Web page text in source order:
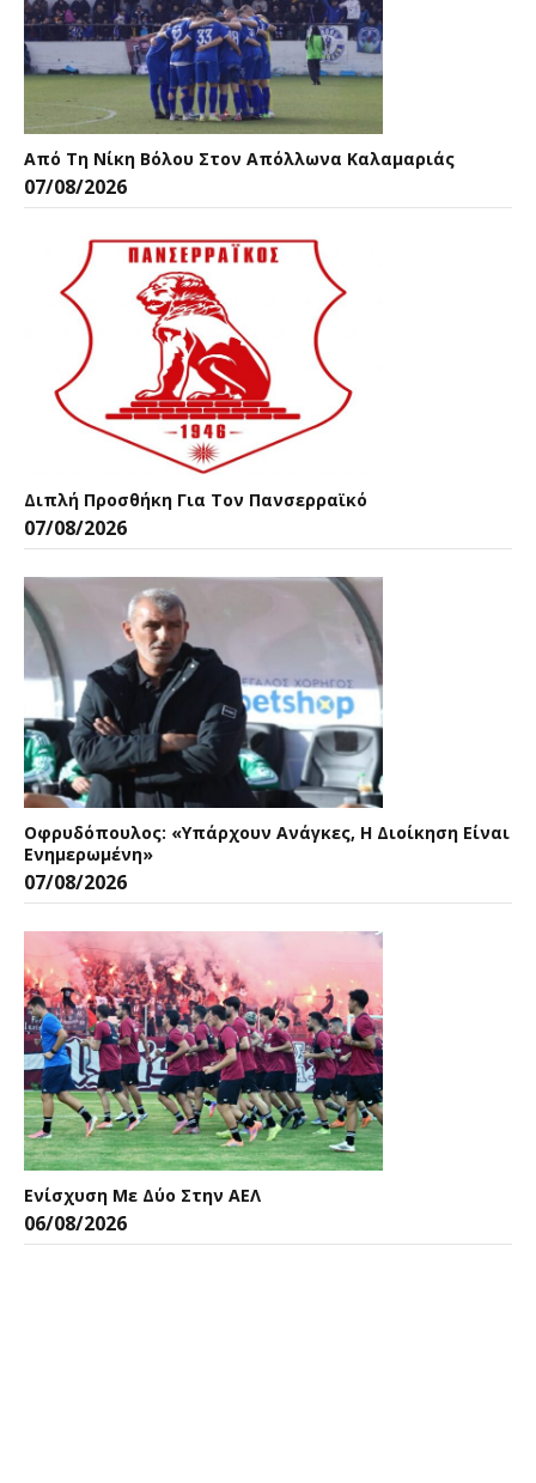
Από Τη Νίκη Βόλου Στον Απόλλωνα Καλαμαριάς
07/08/2026
Διπλή Προσθήκη Για Τον Πανσερραϊκό
07/08/2026
Οφρυδόπουλος: «Υπάρχουν Ανάγκες, Η Διοίκηση Είναι
Ενημερωμένη»
07/08/2026
Ενίσχυση Με Δύο Στην ΑΕΛ
06/08/2026